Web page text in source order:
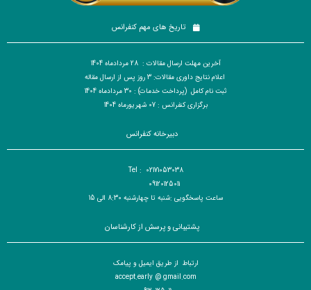
تاریخ های مهم کنفرانس
آخرین مهلت ارسال مقالات : 28 مردادماه 1404
اعلام نتایج داوری مقالات: 3 روز پس از ارسال مقاله
ثبت نام کامل (پرداخت خدمات) : 30 مردادماه 1404
برگزاری کنفرانس : 07 شهریورماه 1404
دبیرخانه کنفرانس
Tel : 02171053038
09120125011
ساعت پاسخگویی :شنبه تا چهارشنبه 8:30 الی 15
پشتیبانی و پرسش از کارشناسان
ارتباط از طریق ایمیل و پیامک
accept.early @ gmail.com